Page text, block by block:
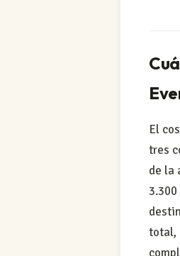
El
tres
de la
total,